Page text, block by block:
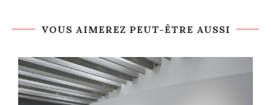
VOUS AIMEREZ PEUT-ÊTRE AUSSI